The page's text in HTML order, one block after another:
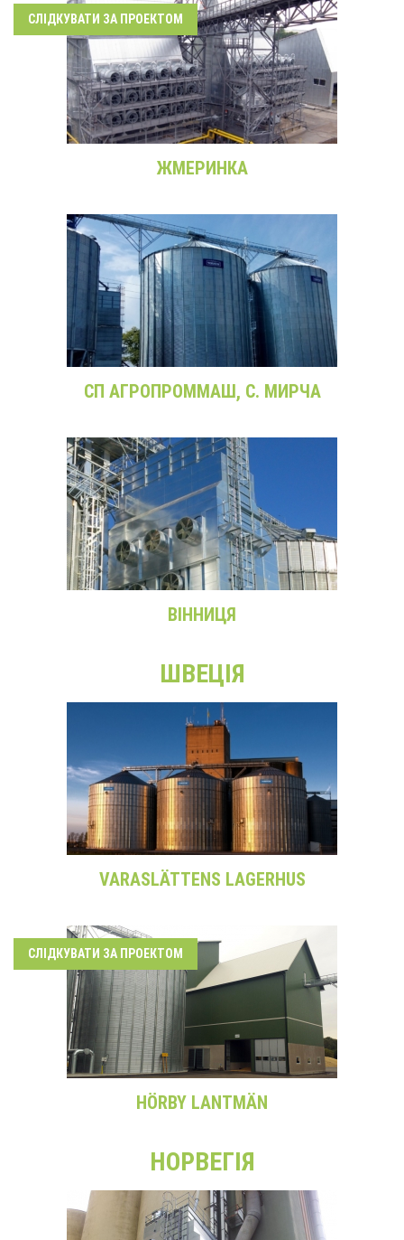
СЛІДКУВАТИ ЗА ПРОЕКТОМ
ЖМЕРИНКА
СП АГРОПРОММАШ, С. МИРЧА
ВІННИЦЯ
ШВЕЦІЯ
VARASLÄTTENS LAGERHUS
СЛІДКУВАТИ ЗА ПРОЕКТОМ
HÖRBY LANTMÄN
НОРВЕГІЯ